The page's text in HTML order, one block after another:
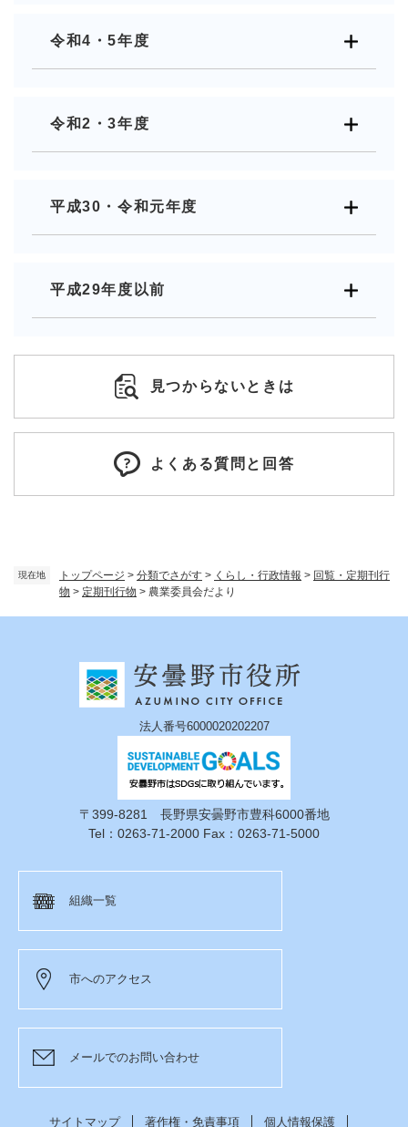
現在地 トップページ > 分類でさがす > くらし・行政情報 > 回覧・定期刊行
物 > 定期刊行物 > 農業委員会だより
令和4・5年度
令和2・3年度
平成30・令和元年度
平成29年度以前
見つからないときは
よくある質問と回答
法人番号6000020202207
〒399-8281 長野県安曇野市豊科6000番地
Tel：0263-71-2000 Fax：0263-71-5000
組織一覧
市へのアクセス
メールでのお問い合わせ
サイトマップ 著作権・免責事項 個人情報保護